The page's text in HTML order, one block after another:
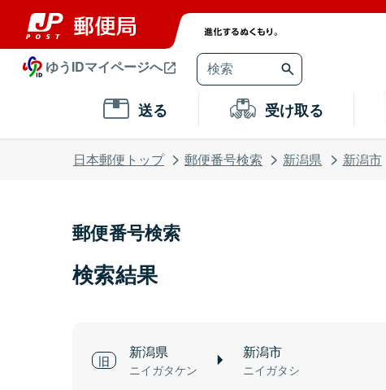
ゆうIDマイページへ
送る 受け取る
日本郵便トップ 郵便番号検索 新潟県 新潟市
郵便番号検索
検索結果
新潟県
ニイガタケン
新潟市
ニイガタシ